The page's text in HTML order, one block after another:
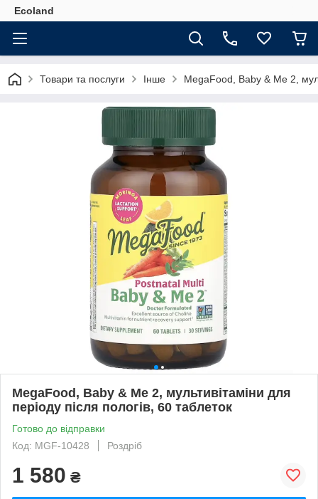
Ecoland
Товари та послуги Інше MegaFood, Baby & Me 2,
MegaFood, Baby & Me 2, мультивітаміни для
періоду після пологів, 60 таблеток
Готово до відправки
Код: MGF-10428
Роздріб
1 580 ₴